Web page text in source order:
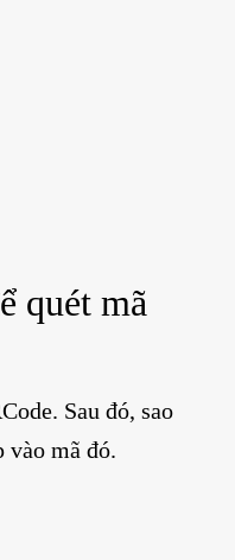
quét mã
Sau đó, sao
vào mã đó.